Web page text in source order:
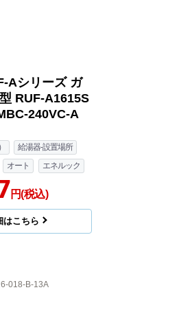
Aシリーズ ガ
RUF-A1615S
240VC-A
給湯器-設置場所
オート エネルック
円(税込)
はこちら
018-B-13A